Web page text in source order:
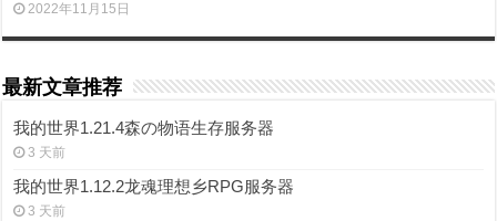
2022年11月15日
最新文章推荐
我的世界1.21.4森の物语生存服务器
3 天前
我的世界1.12.2龙魂理想乡RPG服务器
3 天前